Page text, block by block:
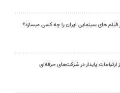
های سینمایی ایران را چه کسی میسازد؟
ارتباطات پایدار در شرکت‌های حرفه‌ای